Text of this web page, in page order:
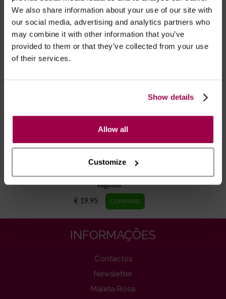
We also share information about your use of our site with
our social media, advertising and analytics partners who
may combine it with other information that you’ve
provided to them or that they’ve collected from your use
of their services.
Show details
Allow all
Customize
RECOMENDAMOS
Trela De Mamilos / Lábios
Vaginais
€ 19.95
INFORMAÇÕES
Contactos
Newsletter
Maleta Rosa